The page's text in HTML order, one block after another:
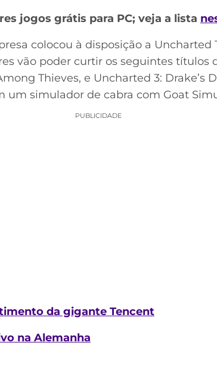
jogos grátis para PC; veja a lista
colocou à disposição a Uncharted
vão poder curtir os seguintes títulos
Thieves, e Uncharted 3: Drake’s
um simulador de cabra com Goat
PUBLICIDADE
da gigante Tencent
na Alemanha